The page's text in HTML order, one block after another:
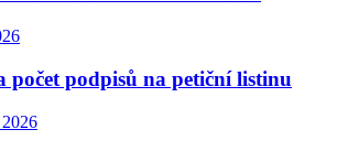
počet podpisů na petiční listinu
2026